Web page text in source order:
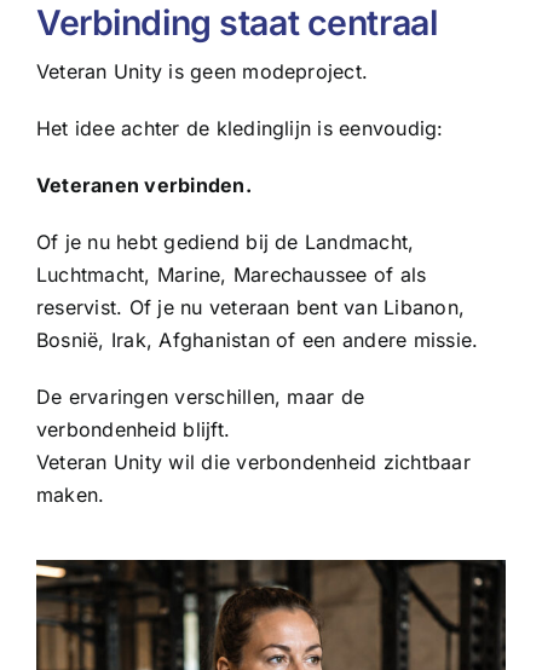
Verbinding staat centraal
Veteran Unity is geen modeproject.
Het idee achter de kledinglijn is eenvoudig:
Veteranen verbinden.
Of je nu hebt gediend bij de Landmacht,
Luchtmacht, Marine, Marechaussee of als
reservist. Of je nu veteraan bent van Libanon,
Bosnië, Irak, Afghanistan of een andere missie.
De ervaringen verschillen, maar de
verbondenheid blijft.
Veteran Unity wil die verbondenheid zichtbaar
maken.